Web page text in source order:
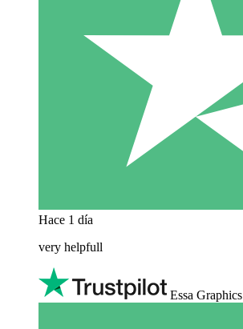
Hace 1 día
very helpfull
Essa Graphics